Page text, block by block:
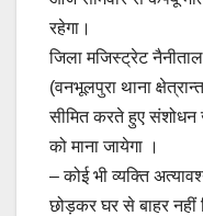
रहेगा।
जिला मजिस्ट्रेट
(वनभूलपुरा थाना
सीमित करते हुए संशोधन
को माना जायेगा ।
– कोई भी व्यक्ति
छोड़कर घर से बाहर